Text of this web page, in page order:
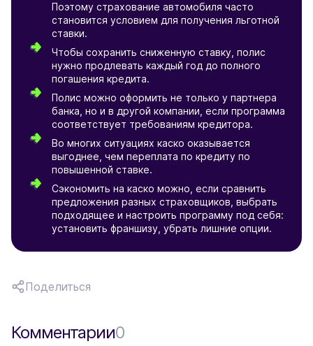
Поэтому страхование автомобиля часто
становится условием для получения льготной
ставки.
Чтобы сохранить сниженную ставку, полис
нужно продлевать каждый год до полного
погашения кредита.
Полис можно оформить не только у партнера
банка, но и в другой компании, если программа
соответствует требованиям кредитора.
Во многих ситуациях каско оказывается
выгоднее, чем переплата по кредиту по
повышенной ставке.
Сэкономить на каско можно, если сравнить
предложения разных страховщиков, выбрать
подходящее и настроить программу под себя:
установить франшизу, убрать лишние опции.
Поделиться
Комментарии0